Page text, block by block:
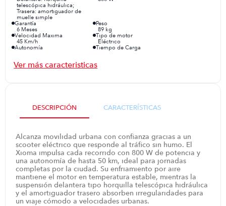
telescópica hidráulica;
Trasera: amortiguador de
muelle simple
Garantía
6 Meses
Peso
89 kg
Velocidad Maxima
45 Km/h
Tipo de motor
Eléctrico
Autonomía
Tiempo de Carga
70 Nm
2.75/10
DESCRIPCIÓN CARACTERÍSTICAS
Alcanza movilidad urbana con confianza gracias a un
scooter eléctrico que responde al tráfico sin humo. El
Xioma impulsa cada recorrido con 800 W de potencia y
una autonomía de hasta 50 km, ideal para jornadas
completas por la ciudad. Su enfriamiento por aire
mantiene el motor en temperatura estable, mientras la
suspensión delantera tipo horquilla telescópica hidráulica
y el amortiguador trasero absorben irregularidades para
un viaje cómodo a velocidades urbanas.